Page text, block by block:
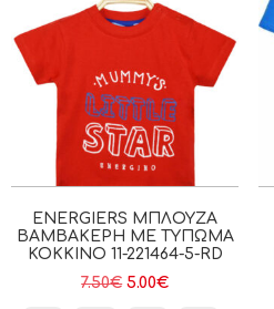
ENERGIERS ΜΠΛΟΎΖΑ
ΒΑΜΒΑΚΕΡΉ ΜΕ ΤΎΠΩΜΑ
ΚΟΚΚΙΝΟ 11-221464-5-RD
7.50€ 5.00€